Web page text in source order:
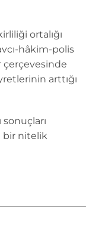
ortalığı
hâkim-polis
çerçevesinde
arttığı
bir nitelik